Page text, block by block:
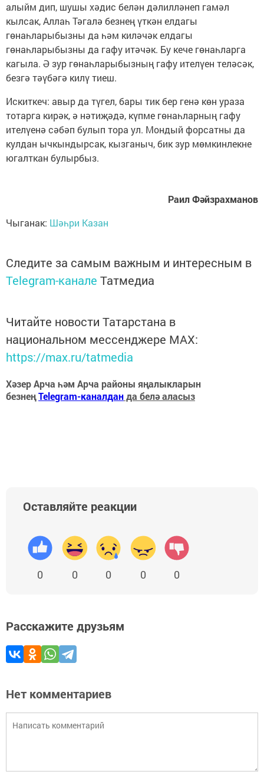
алыйм дип, шушы хәдис белән дәлилләнеп гамәл
кылсак, Аллаһ Тәгалә безнең үткән елдагы
гөнаһларыбызны да һәм киләчәк елдагы
гөнаһларыбызны да гафу итәчәк. Бу кече гөнаһларга
кагыла. Ә зур гөнаһларыбызның гафу ителүен теләсәк,
безгә тәүбәгә килү тиеш.
Искиткеч: авыр да түгел, бары тик бер генә көн ураза
тотарга кирәк, ә нәтиҗәдә, күпме гөнаһларның гафу
ителүенә сәбәп булып тора ул. Мондый форсатны да
кулдан ычкындырсак, кызганыч, бик зур мөмкинлекне
югалткан булырбыз.
Раил Фәйзрахманов
Чыганак: Шәһри Казан
Следите за самым важным и интересным в
Telegram-канале Татмедиа
Читайте новости Татарстана в
национальном мессенджере MАХ:
https://max.ru/tatmedia
Хәзер Арча һәм Арча районы яңалыкларын
безнеңTelegram-каналданда белә аласыз
Оставляйте реакции
0 0 0 0 0
Расскажите друзьям
Нет комментариев